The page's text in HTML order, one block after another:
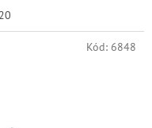
Kód: 6848